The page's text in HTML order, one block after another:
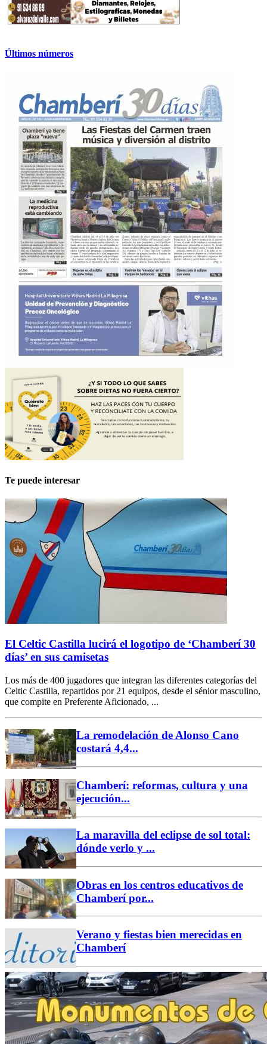
Últimos números
Te puede interesar
El Celtic Castilla lucirá el logotipo de ‘Chamberí 30
días’ en sus camisetas
Los más de 400 jugadores que integran las diferentes categorías del
Celtic Castilla, repartidos por 21 equipos, desde el sénior masculino,
que compite en Preferente Aficionado, ...
La remodelación de Alonso Cano
costará 4,4...
Chamberí: reformas, cultura y una
ejecución...
La maravilla del eclipse de sol total:
dónde verlo y ...
Obras en los centros educativos de
Chamberí por...
Verano y fiestas bien merecidas en
Chamberí